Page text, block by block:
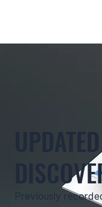
Previously